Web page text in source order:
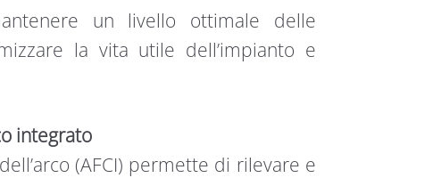
un livello ottimale delle
la vita utile dell’impianto e
integrato
(AFCI) permette di rilevare e